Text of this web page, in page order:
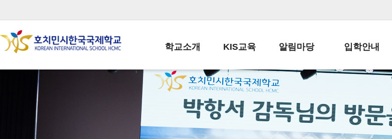
학교소개
학교장인사말
학교상징
학교연혁
KIS교육
교육목표
학사일정
일과시간표
알림마당
공지사항
납부금 안내
입학안내
전-편입 서류양식